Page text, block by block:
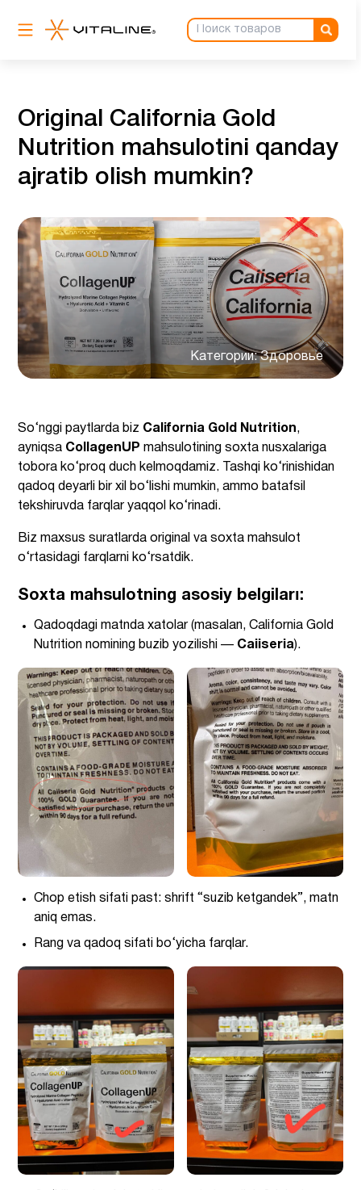
Original California Gold
Nutrition mahsulotini qanday
ajratib olish mumkin?
Категории:Здоровье
So‘nggi paytlarda biz California Gold Nutrition,
ayniqsa CollagenUP mahsulotining soxta nusxalariga
tobora ko‘proq duch kelmoqdamiz. Tashqi ko‘rinishidan
qadoq deyarli bir xil bo‘lishi mumkin, ammo batafsil
tekshiruvda farqlar yaqqol ko‘rinadi.
Biz maxsus suratlarda original va soxta mahsulot
o‘rtasidagi farqlarni ko‘rsatdik.
Soxta mahsulotning asosiy belgiları:
Qadoqdagi matnda xatolar (masalan, California Gold
Nutrition nomining buzib yozilishi — Caiiseria).
Chop etish sifati past: shrift “suzib ketgandek”, matn
aniq emas.
Rang va qadoq sifati bo‘yicha farqlar.